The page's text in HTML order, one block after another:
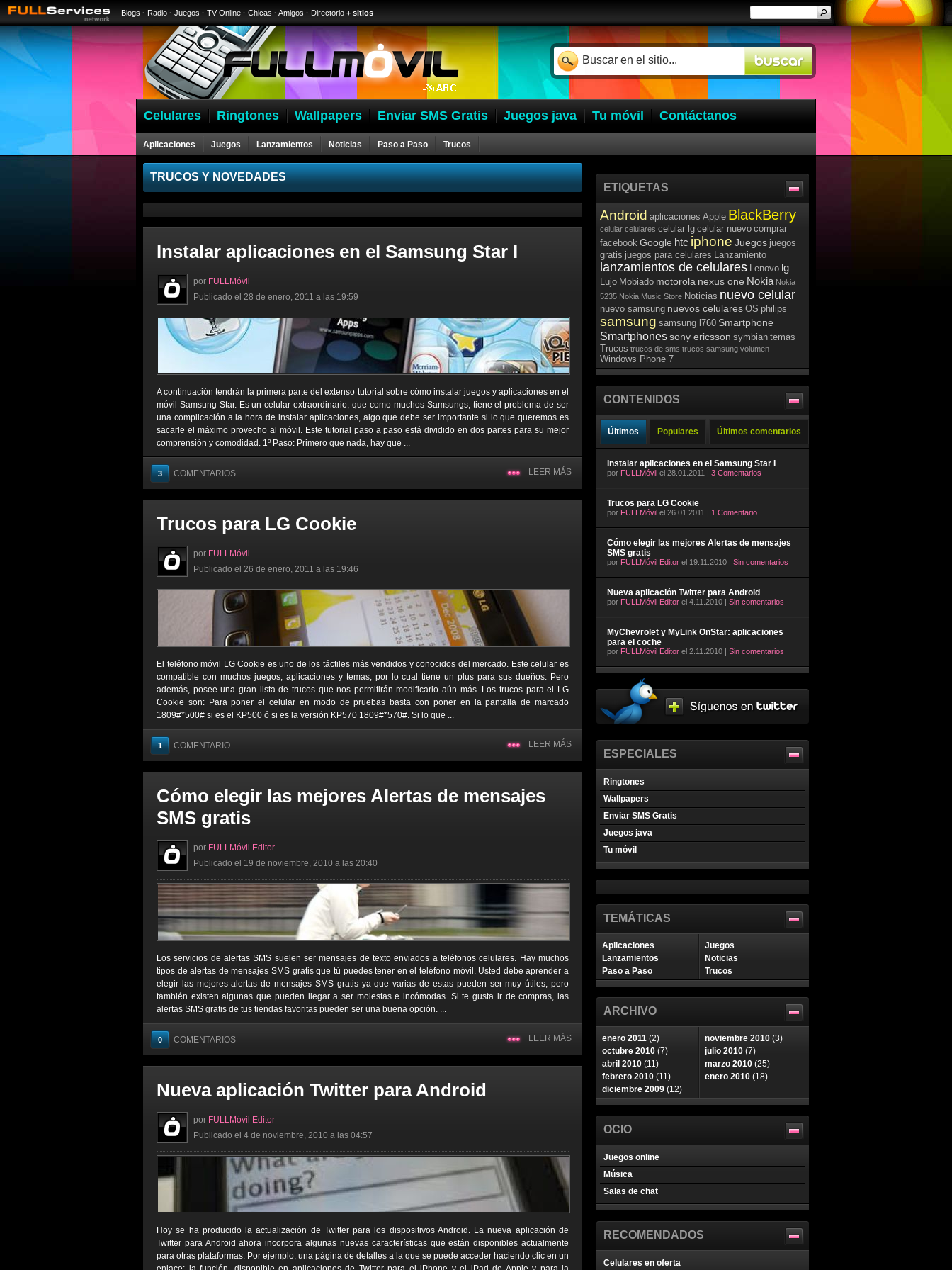
Blogs · Radio · Juegos · TV Online · Chicas · Amigos · Directorio + sitios
Celulares Ringtones Wallpapers Enviar SMS Gratis Juegos java Tu móvil Contáctanos
Aplicaciones Juegos Lanzamientos Noticias Paso a Paso Trucos
Celulares
TRUCOS Y NOVEDADES
Instalar aplicaciones en el Samsung Star I
por FULLMóvil
Publicado el 28 de enero, 2011 a las 19:59
A continuación tendrán la primera parte del extenso tutorial sobre cómo instalar juegos y aplicaciones en el
móvil Samsung Star. Es un celular extraordinario, que como muchos Samsungs, tiene el problema de ser
una complicación a la hora de instalar aplicaciones, algo que debe ser importante si lo que queremos es
sacarle el máximo provecho al móvil. Este tutorial paso a paso está dividido en dos partes para su mejor
comprensión y comodidad. 1º Paso: Primero que nada, hay que ...
3 COMENTARIOS LEER MÁS
Trucos para LG Cookie
por FULLMóvil
Publicado el 26 de enero, 2011 a las 19:46
El teléfono móvil LG Cookie es uno de los táctiles más vendidos y conocidos del mercado. Este celular es
compatible con muchos juegos, aplicaciones y temas, por lo cual tiene un plus para sus dueños. Pero
además, posee una gran lista de trucos que nos permitirán modificarlo aún más. Los trucos para el LG
Cookie son: Para poner el celular en modo de pruebas basta con poner en la pantalla de marcado
1809#*500# si es el KP500 ó si es la versión KP570 1809#*570#. Si lo que ...
1 COMENTARIO LEER MÁS
Cómo elegir las mejores Alertas de mensajes
SMS gratis
por FULLMóvil Editor
Publicado el 19 de noviembre, 2010 a las 20:40
Los servicios de alertas SMS suelen ser mensajes de texto enviados a teléfonos celulares. Hay muchos
tipos de alertas de mensajes SMS gratis que tú puedes tener en el teléfono móvil. Usted debe aprender a
elegir las mejores alertas de mensajes SMS gratis ya que varias de estas pueden ser muy útiles, pero
también existen algunas que pueden llegar a ser molestas e incómodas. Si te gusta ir de compras, las
alertas SMS gratis de tus tiendas favoritas pueden ser una buena opción. ...
0 COMENTARIOS LEER MÁS
Nueva aplicación Twitter para Android
por FULLMóvil Editor
Publicado el 4 de noviembre, 2010 a las 04:57
Hoy se ha producido la actualización de Twitter para los dispositivos Android. La nueva aplicación de
Twitter para Android ahora incorpora algunas nuevas características que están disponibles actualmente
para otras plataformas. Por ejemplo, una página de detalles a la que se puede acceder haciendo clic en un
ETIQUETAS
Android aplicaciones Apple BlackBerry
celular celulares celular lg celular nuevo comprar
facebook Google htc iphone Juegos juegos
gratis juegos para celulares Lanzamiento
lanzamientos de celulares Lenovo lg
Lujo Mobiado motorola nexus one Nokia Nokia
5235 Nokia Music Store Noticias nuevo celular
nuevo samsung nuevos celulares OS philips
samsung samsung l760 Smartphone
Smartphonessony ericsson symbian temas
Trucos trucos de sms trucos samsung volumen
Windows Phone 7
CONTENIDOS
Últimos Populares Últimos comentarios
Instalar aplicaciones en el Samsung Star I
por FULLMóvil el 28.01.2011 | 3 Comentarios
Trucos para LG Cookie
por FULLMóvil el 26.01.2011 | 1 Comentario
Cómo elegir las mejores Alertas de mensajes
SMS gratis
por FULLMóvil Editor el 19.11.2010 | Sin comentarios
Nueva aplicación Twitter para Android
por FULLMóvil Editor el 4.11.2010 | Sin comentarios
MyChevrolet y MyLink OnStar: aplicaciones
para el coche
por FULLMóvil Editor el 2.11.2010 | Sin comentarios
ESPECIALES
Ringtones
Wallpapers
Enviar SMS Gratis
Juegos java
Tu móvil
TEMÁTICAS
Aplicaciones
Juegos
Lanzamientos
Noticias
Paso a Paso
Trucos
ARCHIVO
enero 2011 (2) noviembre 2010 (3)
octubre 2010 (7) julio 2010 (7)
abril 2010 (11) marzo 2010 (25)
febrero 2010 (11) enero 2010 (18)
diciembre 2009 (12)
OCIO
Juegos online
Música
Salas de chat
RECOMENDADOS
Celulares en oferta